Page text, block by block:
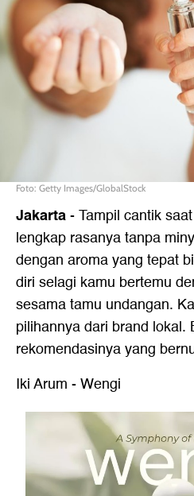
Foto: Getty Images/GlobalStock
Jakarta- Tampil cantik
lengkap rasanya tanpa
dengan aroma yang tepat
diri selagi kamu bertemu
sesama tamu undangan.
pilihannya dari brand lokal.
rekomendasinya yang
Iki Arum - Wengi